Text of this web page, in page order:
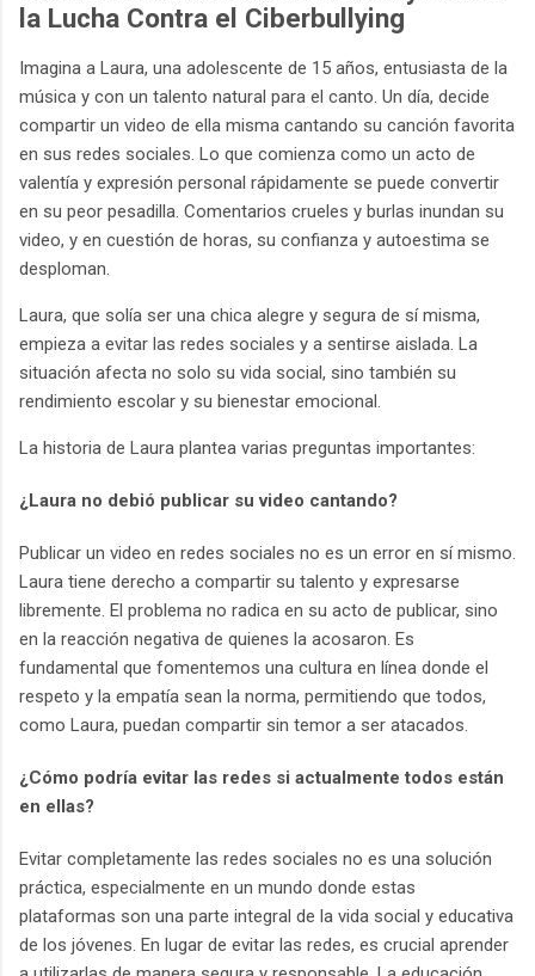
la Lucha Contra el Ciberbullying
Imagina a Laura, una adolescente de 15 años, entusiasta de la
música y con un talento natural para el canto. Un día, decide
compartir un video de ella misma cantando su canción favorita
en sus redes sociales. Lo que comienza como un acto de
valentía y expresión personal rápidamente se puede convertir
en su peor pesadilla. Comentarios crueles y burlas inundan su
video, y en cuestión de horas, su confianza y autoestima se
desploman.
Laura, que solía ser una chica alegre y segura de sí misma,
empieza a evitar las redes sociales y a sentirse aislada. La
situación afecta no solo su vida social, sino también su
rendimiento escolar y su bienestar emocional.
La historia de Laura plantea varias preguntas importantes:
¿Laura no debió publicar su video cantando?
Publicar un video en redes sociales no es un error en sí mismo.
Laura tiene derecho a compartir su talento y expresarse
libremente. El problema no radica en su acto de publicar, sino
en la reacción negativa de quienes la acosaron. Es
fundamental que fomentemos una cultura en línea donde el
respeto y la empatía sean la norma, permitiendo que todos,
como Laura, puedan compartir sin temor a ser atacados.
¿Cómo podría evitar las redes si actualmente todos están
en ellas?
Evitar completamente las redes sociales no es una solución
práctica, especialmente en un mundo donde estas
plataformas son una parte integral de la vida social y educativa
de los jóvenes. En lugar de evitar las redes, es crucial aprender